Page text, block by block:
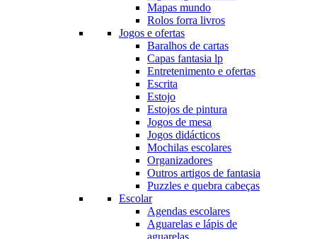
Mapas mundo
Rolos forra livros
Jogos e ofertas
Baralhos de cartas
Capas fantasia lp
Entretenimento e ofertas
Escrita
Estojo
Estojos de pintura
Jogos de mesa
Jogos didácticos
Mochilas escolares
Organizadores
Outros artigos de fantasia
Puzzles e quebra cabeças
Escolar
Agendas escolares
Aguarelas e lápis de
aguarelas